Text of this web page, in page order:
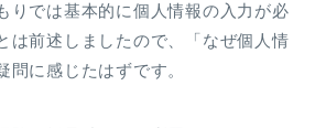
りでは基本的に個人情報の入力が必
は前述しましたので、「なぜ個人情
問に感じたはずです。